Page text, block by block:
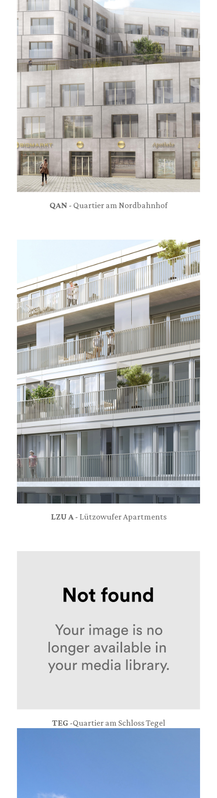
QAN - Quartier am Nordbahnhof
LZU A - Lützowufer Apartments
TEG -Quartier am Schloss Tegel